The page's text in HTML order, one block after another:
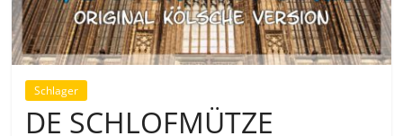
Schlager
DE SCHLOFMÜTZE